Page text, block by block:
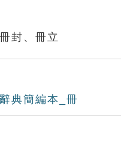
封、冊立
典簡編本_冊